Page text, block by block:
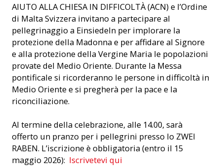
AIUTO ALLA CHIESA IN DIFFICOLTÀ (ACN) e l’Ordine
di Malta Svizzera invitano a partecipare al
pellegrinaggio a Einsiedeln per implorare la
protezione della Madonna e per affidare al Signore
e alla protezione della Vergine Maria le popolazioni
provate del Medio Oriente. Durante la Messa
pontificale si ricorderanno le persone in difficoltà in
Medio Oriente e si pregherà per la pace e la
riconciliazione.
Al termine della celebrazione, alle 14.00, sarà
offerto un pranzo per i pellegrini presso lo ZWEI
RABEN. L’iscrizione è obbligatoria (entro il 15
maggio 2026): Iscrivetevi qui